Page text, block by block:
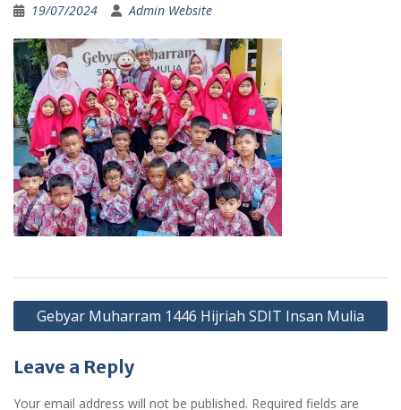
19/07/2024 Admin Website
Post
navigation
Gebyar Muharram 1446 Hijriah SDIT Insan Mulia
Leave a Reply
Your email address will not be published. Required fields are